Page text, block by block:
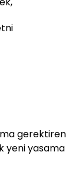
gerektiren
yeni yasama